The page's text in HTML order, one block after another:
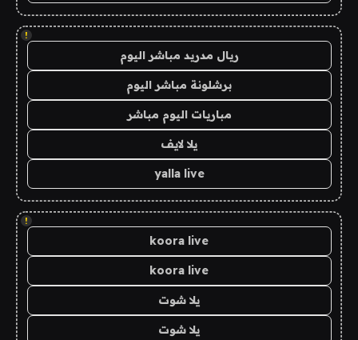
!
ريال مدريد مباشر اليوم
برشلونة مباشر اليوم
مباريات اليوم مباشر
يلا لايف
yalla live
!
koora live
koora live
يلا شوت
يلا شوت